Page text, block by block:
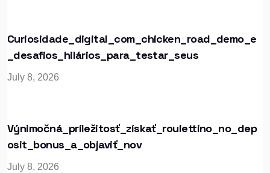
Curiosidade_digital_com_chicken_road_demo_e
_desafios_hilários_para_testar_seus
July 8, 2026
Výnimočná_príležitosť_získať_roulettino_no_dep
Osit_bonus_a_objaviť_nov
July 8, 2026